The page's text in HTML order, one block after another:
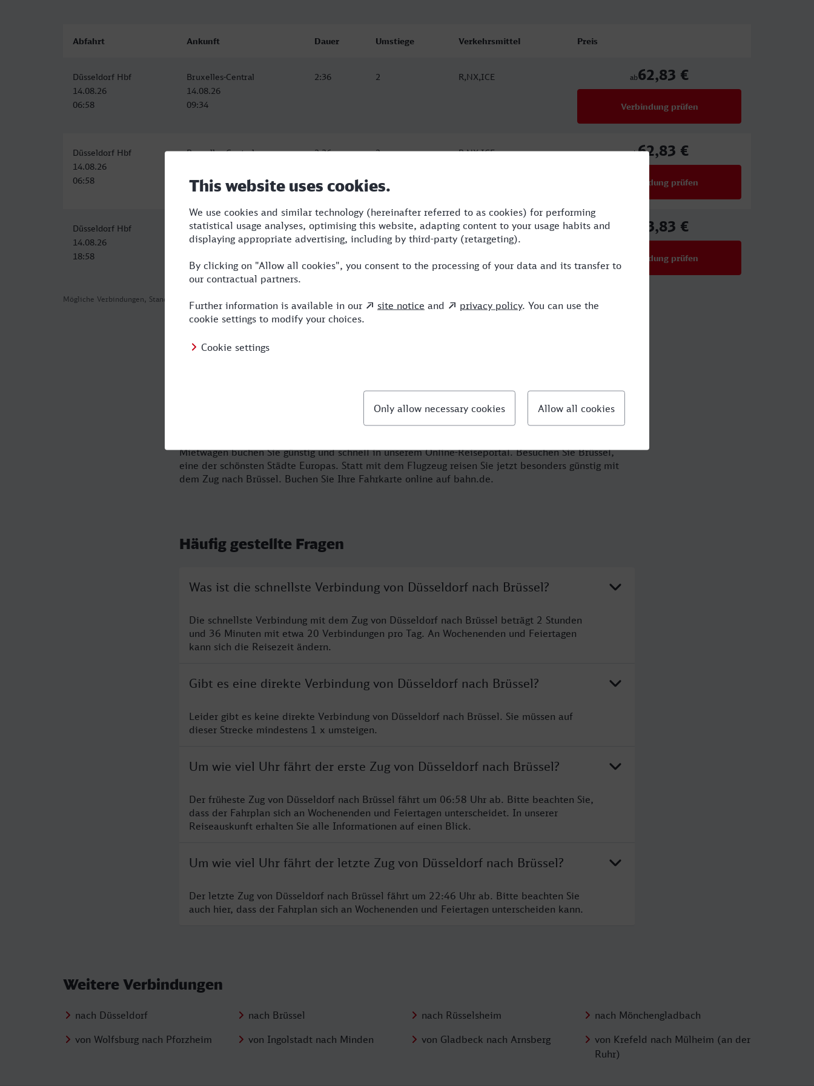
Mögliche Verbindungen, Stand: 2026-08-07 00:22
Abfahrt Ankunft Dauer Umstiege Verkehrsmittel Preis
Düsseldorf Hbf
14.08.26
06:58
Bruxelles-Central
14.08.26
09:34
2:36 2 R,NX,ICE ab62,83 €
Verbindung prüfen
Düsseldorf Hbf
14.08.26
06:58
Bruxelles-Central
09:34
2:36 2 R,NX,ICE ab62,83 €
Verbindung prüfen
Düsseldorf Hbf
14.08.26
18:58
Bruxelles-Central
14.08.26
2:36 2 R,NX,ICE 83,83 €
Verbindung prüfen
Warum fliegen? Erleben Sie flämische Kultur mit einer Zugreise nach Brüssel. Komfortabel geht es
Mietwagen buchen Sie günstig und schnell in unserem Online-Reiseportal. Besuchen Sie Brüssel,
eine der schönsten Städte Europas. Statt mit dem Flugzeug reisen Sie jetzt besonders günstig mit
dem Zug nach Brüssel. Buchen Sie Ihre Fahrkarte online auf bahn.de.
Häufig gestellte Fragen
Was ist die schnellste Verbindung von Düsseldorf nach Brüssel?
Die schnellste Verbindung mit dem Zug von Düsseldorf nach Brüssel beträgt 2 Stunden
und 36 Minuten mit etwa 20 Verbindungen pro Tag. An Wochenenden und Feiertagen
kann sich die Reisezeit ändern.
Gibt es eine direkte Verbindung von Düsseldorf nach Brüssel?
Leider gibt es keine direkte Verbindung von Düsseldorf nach Brüssel. Sie müssen auf
dieser Strecke mindestens 1 x umsteigen.
Um wie viel Uhr fährt der erste Zug von Düsseldorf nach Brüssel?
Der früheste Zug von Düsseldorf nach Brüssel fährt um 06:58 Uhr ab. Bitte beachten Sie,
dass der Fahrplan sich an Wochenenden und Feiertagen unterscheidet. In unserer
Reiseauskunft erhalten Sie alle Informationen auf einen Blick.
Um wie viel Uhr fährt der letzte Zug von Düsseldorf nach Brüssel?
Der letzte Zug von Düsseldorf nach Brüssel fährt um 22:46 Uhr ab. Bitte beachten Sie
auch hier, dass der Fahrplan sich an Wochenenden und Feiertagen unterscheiden kann.
Weitere Verbindungen
nach Düsseldorf nach Brüssel nach Rüsselsheim
nach Mönchengladbach
von Wolfsburg nach Pforzheim
von Ingolstadt nach Minden von Gladbeck nach Arnsberg
von Krefeld nach Mülheim (an der
Ruhr)